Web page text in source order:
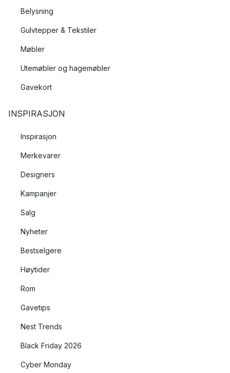
Belysning
Gulvtepper & Tekstiler
Møbler
Utemøbler og hagemøbler
Gavekort
INSPIRASJON
Inspirasjon
Merkevarer
Designers
Kampanjer
Salg
Nyheter
Bestselgere
Høytider
Rom
Gavetips
Nest Trends
Black Friday 2026
Cyber Monday